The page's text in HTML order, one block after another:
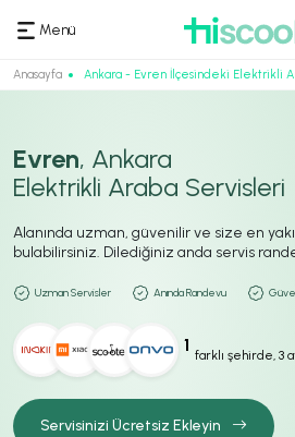
Menü
Anasayfa Ankara - Evren İlçesindeki Elektrikli
Evren, Ankara
Elektrikli Araba Servisleri
Alanında uzman, güvenilir ve size en
bulabilirsiniz. Dilediğiniz anda servis
Uzman Servisler Anında Randevu
1 farklı şehirde, 3
Servisinizi Ücretsiz Ekleyin